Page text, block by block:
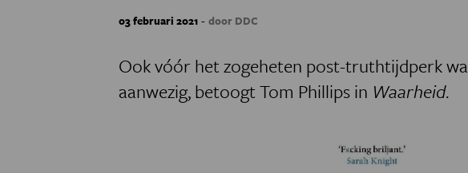
03 februari 2021 - door DDC
Ook vóór het zogeheten post-truthtijdperk
aanwezig, betoogt Tom Phillips in Waarheid.